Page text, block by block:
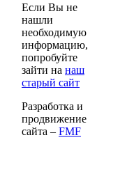
Если Вы не
нашли
необходимую
информацию,
попробуйте
зайти на наш
старый сайт
Разработка и
продвижение
сайта – FMF